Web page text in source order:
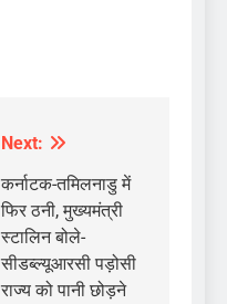
Next:
कर्नाटक-तमिलनाडु में
फिर ठनी, मुख्‍यमंत्री
स्टालिन बोले-
सीडब्‍ल्‍यूआरसी पड़ोसी
राज्य को पानी छोड़ने